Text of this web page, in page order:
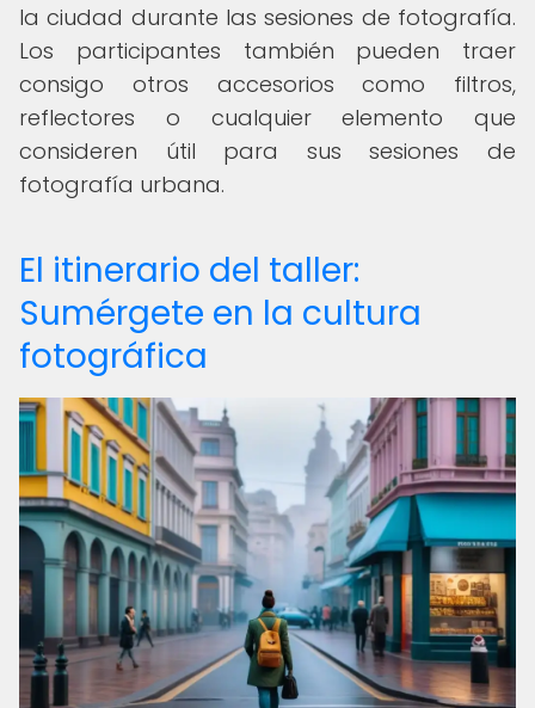
la ciudad durante las sesiones de fotografía.
Los participantes también pueden traer
consigo otros accesorios como filtros,
reflectores o cualquier elemento que
consideren útil para sus sesiones de
fotografía urbana.
El itinerario del taller:
Sumérgete en la cultura
fotográfica